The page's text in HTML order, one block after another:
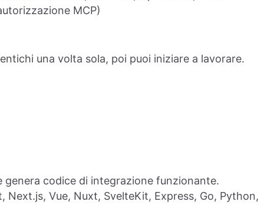
MCP)
una volta sola, poi puoi iniziare a lavorare.
codice di integrazione funzionante.
Next.js, Vue, Nuxt, SvelteKit, Express, Go, Python,